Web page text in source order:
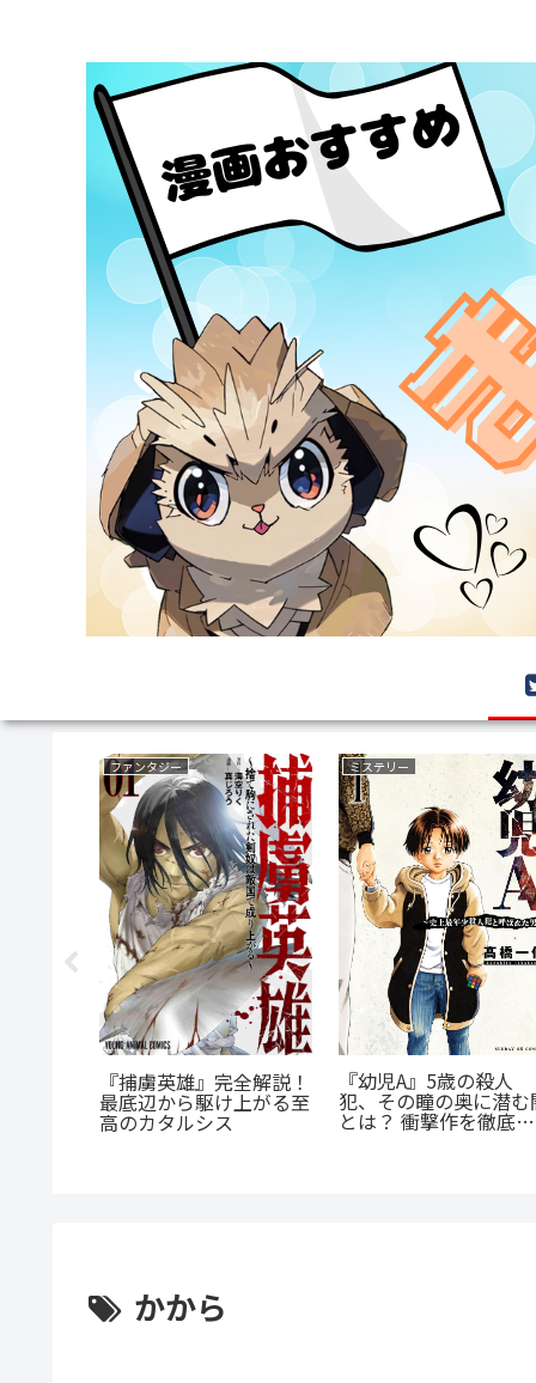
ファンタジー
『捕虜英雄』完全解説！
最底辺から駆け上がる至
高のカタルシス
ミステリー
『幼児A』5歳の殺人
犯、その瞳の奥に潜む
とは？ 衝撃作を徹底解
かから